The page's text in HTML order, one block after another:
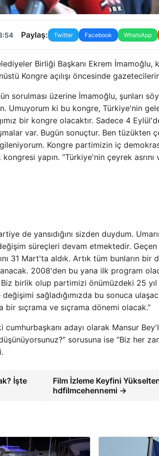
Paylaş: Twitter Facebook WhatsApp
Birliği Başkanı Ekrem İmamoğlu,
Kongre açılışı öncesinde gazetecilerin
sorulması üzerine İmamoğlu, şunları
Umuyorum ki bu kongre, Türkiye'nin
bir kongre olacaktır. Sadece 4
var. Bugün sonuçtur. Ben tüzükten
Kongre partimizin iç
yapın. “Türkiye'nin çeyrek asrını
de yansıdığını sizden duydum.
süreçleri devam etmektedir.
31 Mart'ta aldık. Artık tüm bunların bir
2008'den bu yana ilk program
birlik olup partimizi önümüzdeki 25
sağladığımızda bu sonuca
bir sıçrama ve sıçrama dönemi olacak.”
adayı olarak Mansur
sorusuna ise “Biz her
İşte
Film İzleme Keyfini
hdfilmcehennemi →